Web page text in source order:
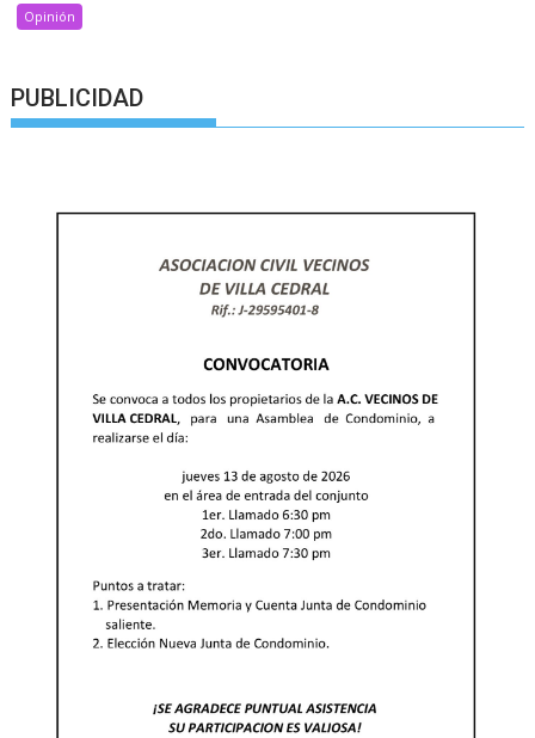
Opinión
PUBLICIDAD